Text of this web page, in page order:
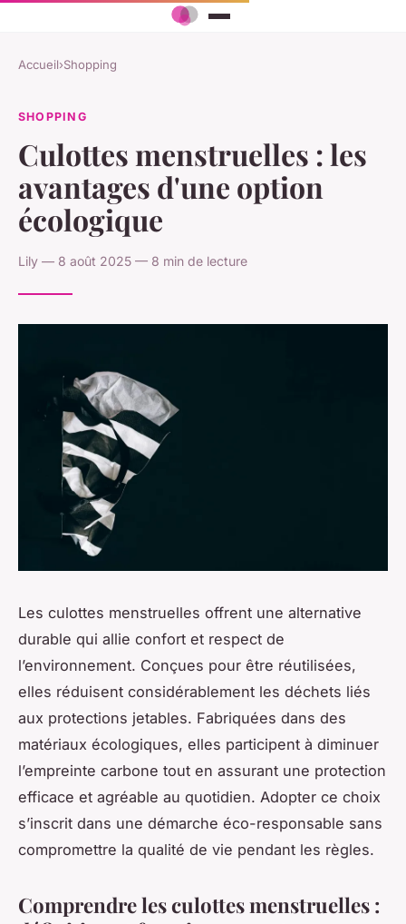
Accueil›Shopping
SHOPPING
Culottes menstruelles : les
avantages d'une option
écologique
Lily — 8 août 2025 — 8 min de lecture
Les culottes menstruelles offrent une alternative
durable qui allie confort et respect de
l’environnement. Conçues pour être réutilisées,
elles réduisent considérablement les déchets liés
aux protections jetables. Fabriquées dans des
matériaux écologiques, elles participent à diminuer
l’empreinte carbone tout en assurant une protection
efficace et agréable au quotidien. Adopter ce choix
s’inscrit dans une démarche éco-responsable sans
compromettre la qualité de vie pendant les règles.
Comprendre les culottes menstruelles :